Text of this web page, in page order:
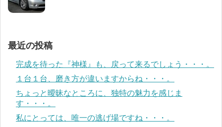
最近の投稿
完成を待った『神様』も、戻って来るでしょう・・・。
１台１台、磨き方が違いますからね・・・。
ちょっと曖昧なところに、独特の魅力を感じま
す・・・。
私にとっては、唯一の逃げ場ですね・・・。